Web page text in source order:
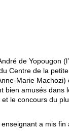
de Yopougon
Centre de la petite
Marie Machozi)
bien amusés dans
le concours du
a mis fin